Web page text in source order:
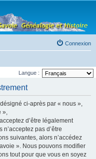
Connexion
Langue :
ci-après par « nous »,
»,
d’être légalement
pas d’être
suivantes, alors n’accédez
». Nous pouvons modifier
tout pour que vous en soyez